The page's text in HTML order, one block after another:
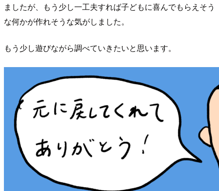
ましたが、もう少し一工夫すれば子どもに喜んでもらえそう
な何かが作れそうな気がしました。
もう少し遊びながら調べていきたいと思います。